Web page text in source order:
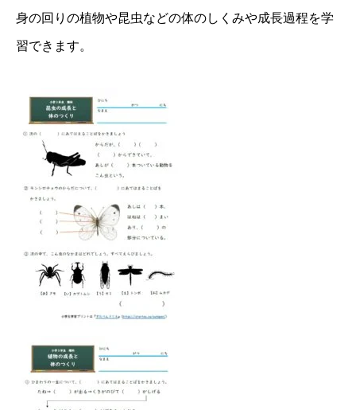
身の回りの植物や昆虫などの体のしくみや成長過程を学
習できます。